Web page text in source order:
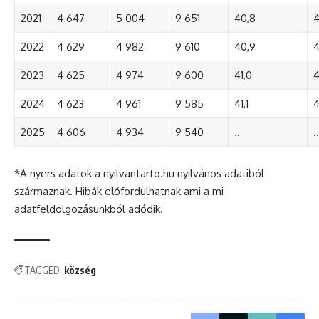
2021 4 647 5 004 9 651 40,8
2022 4 629 4 982 9 610 40,9
2023 4 625 4 974 9 600 41,0
2024 4 623 4 961 9 585 41,1
2025 4 606 4 934 9 540 .. ..
*A nyers adatok a nyilvantarto.hu nyilvános adatiból
származnak. Hibák előfordulhatnak ami a mi
adatfeldolgozásunkból adódik.
TAGGED: község